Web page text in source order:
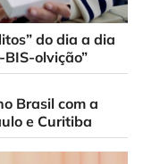
do dia a dia
olvição”
Brasil com a
e Curitiba